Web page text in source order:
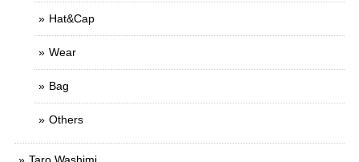
Hat&Cap
Wear
Bag
Others